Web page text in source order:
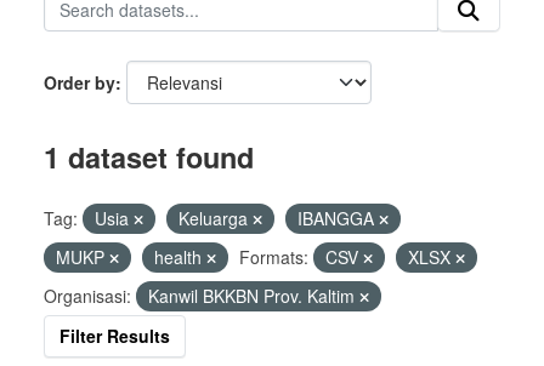
Order by
1 dataset found
Tag: Usia Keluarga
IBANGGA
MUKP
health Formats: CSV
XLSX
Organisasi:
Kanwil BKKBN Prov. Kaltim
Filter Results